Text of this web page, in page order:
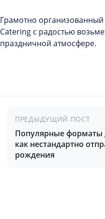
Грамотно организованный
Catering с радостью
праздничной атмосфере.
ПРЕДЫДУЩИЙ ПОСТ
Популярные форматы
как нестандартно
рождения